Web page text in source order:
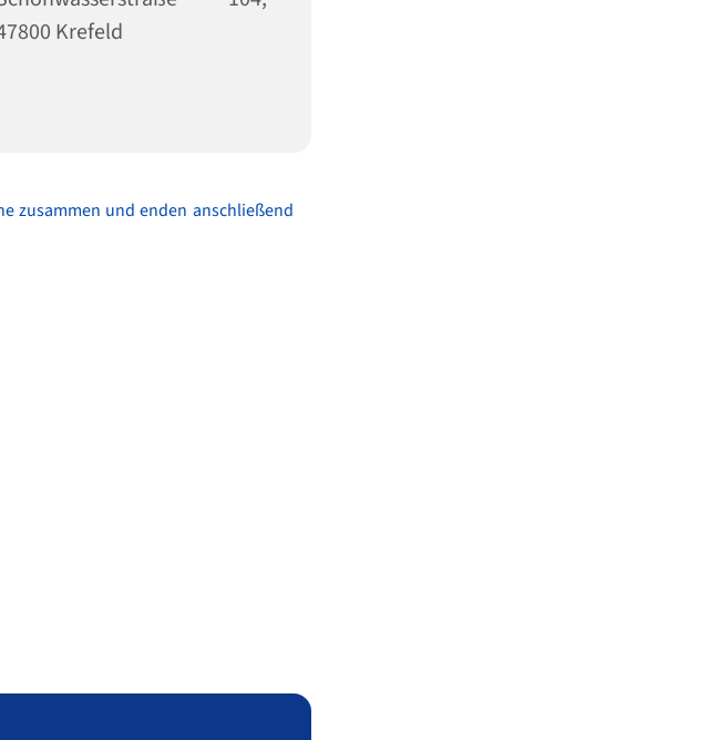
Krefeld
zusammen und enden anschließend